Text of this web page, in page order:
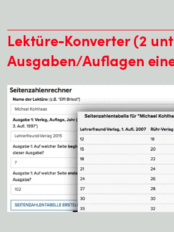
Lektüre-Konverter (2
Ausgaben/Auflagen